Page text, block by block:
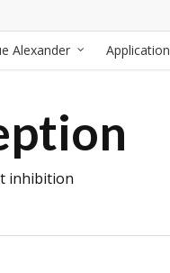
Alexander
inhibition